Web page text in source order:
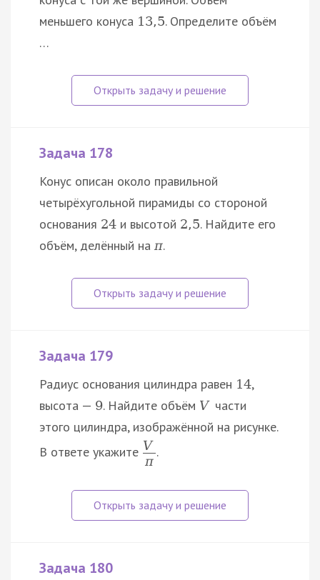
меньшего конуса 13,5. Определите объём
…
Задача 178
Конус описан около правильной
четырёхугольной пирамиды со стороной
основания 24 и высотой 2,5. Найдите его
объём, делённый на π.
Задача 179
Радиус основания цилиндра равен 14,
высота — 9. Найдите объём V части
этого цилиндра, изображённой на рисунке.
В ответе укажите V
π
.
Задача 180